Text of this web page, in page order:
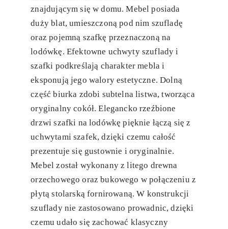
znajdującym się w domu. Mebel posiada
duży blat, umieszczoną pod nim szufladę
oraz pojemną szafkę przeznaczoną na
lodówkę. Efektowne uchwyty szuflady i
szafki podkreślają charakter mebla i
eksponują jego walory estetyczne. Dolną
część biurka zdobi subtelna listwa, tworząca
oryginalny cokół. Elegancko rzeźbione
drzwi szafki na lodówkę pięknie łączą się z
uchwytami szafek, dzięki czemu całość
prezentuje się gustownie i oryginalnie.
Mebel został wykonany z litego drewna
orzechowego oraz bukowego w połączeniu z
płytą stolarską fornirowaną. W konstrukcji
szuflady nie zastosowano prowadnic, dzięki
czemu udało się zachować klasyczny